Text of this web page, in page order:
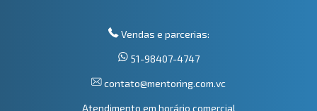
Vendas e parcerias:
51-98407-4747
contato@mentoring.com.vc
Atendimento em horário comercial